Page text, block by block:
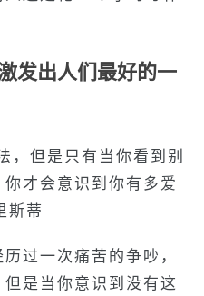
发出人们最好的一
，但是只有当你看到别
才会意识到你有多爱
斯蒂
过一次痛苦的争吵，
是当你意识到没有这